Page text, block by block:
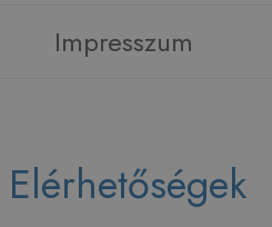
Impresszum
Elérhetőségek